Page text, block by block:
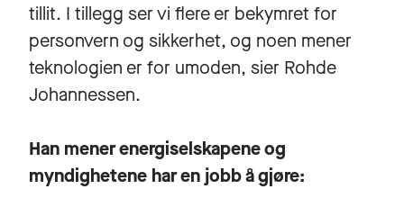
tillit. I tillegg ser vi flere er bekymret for
personvern og sikkerhet, og noen mener
teknologien er for umoden, sier Rohde
Johannessen.
Han mener energiselskapene og
myndighetene har en jobb å gjøre: